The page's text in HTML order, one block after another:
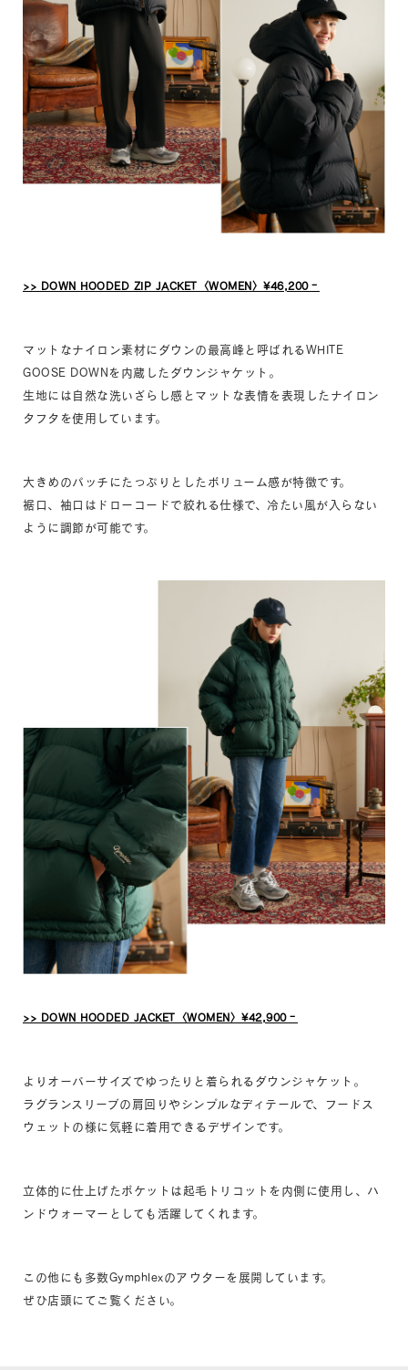
>> DOWN HOODED ZIP JACKET〈WOMEN〉¥46,200‐
マットなナイロン素材にダウンの最高峰と呼ばれるWHITE
GOOSE DOWNを内蔵したダウンジャケット。
生地には自然な洗いざらし感とマットな表情を表現したナイロン
タフタを使用しています。
大きめのパッチにたっぷりとしたボリューム感が特徴です。
裾口、袖口はドローコードで絞れる仕様で、冷たい風が入らない
ように調節が可能です。
>> DOWN HOODED JACKET〈WOMEN〉¥42,900‐
よりオーバーサイズでゆったりと着られるダウンジャケット。
ラグランスリーブの肩回りやシンプルなディテールで、フードス
ウェットの様に気軽に着用できるデザインです。
立体的に仕上げたポケットは起毛トリコットを内側に使用し、ハ
ンドウォーマーとしても活躍してくれます。
この他にも多数Gymphlexのアウターを展開しています。
ぜひ店頭にてご覧ください。